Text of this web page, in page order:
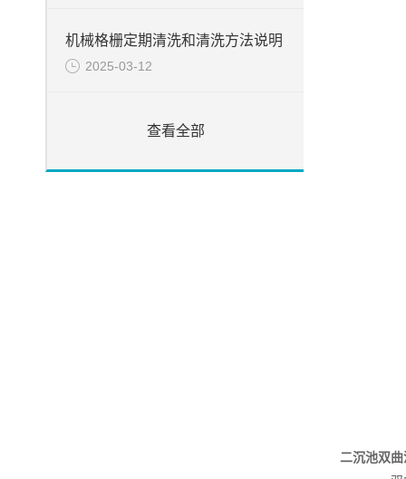
机械格栅定期清洗和清洗方法说明
2025-03-12
查看全部
二沉池双